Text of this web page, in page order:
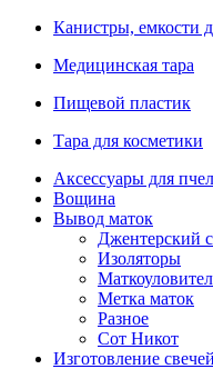
Канистры, емкости
Медицинская тара
Пищевой пластик
Тара для косметики
Аксессуары для
Вощина
Вывод маток
Джентерский
Изоляторы
Метка маток
Разное
Сот Никот
Изготовление свечей